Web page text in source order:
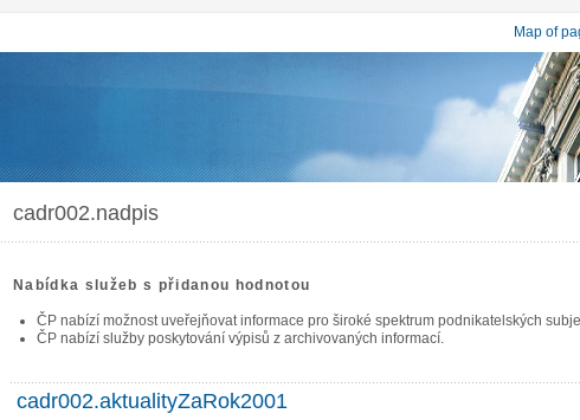
Map of
cadr002.nadpis
Nabídka služeb s přidanou hodnotou
ČP nabízí možnost uveřejňovat informace pro široké spektrum podnikatelských
ČP nabízí služby poskytování výpisů z archivovaných informací.
cadr002.aktualityZaRok2001